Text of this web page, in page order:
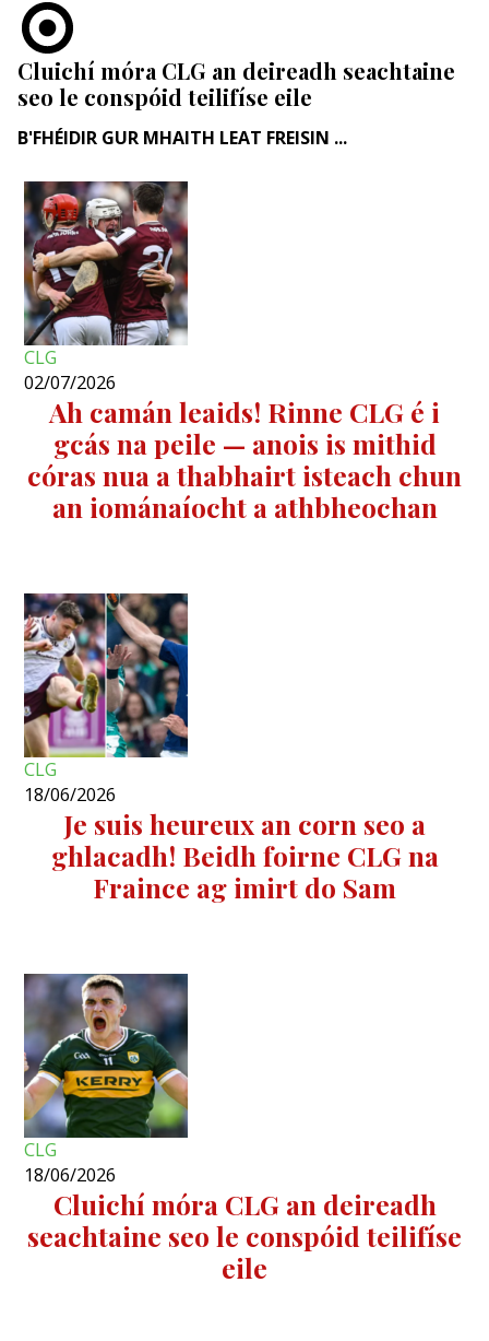
Cluichí móra CLG an deireadh seachtaine
seo le conspóid teilifíse eile
B'FHÉIDIR GUR MHAITH LEAT FREISIN ...
CLG
02/07/2026
Ah camán leaids! Rinne CLG é i
gcás na peile — anois is mithid
córas nua a thabhairt isteach chun
an iománaíocht a athbheochan
CLG
18/06/2026
Je suis heureux an corn seo a
ghlacadh! Beidh foirne CLG na
Fraince ag imirt do Sam
CLG
18/06/2026
Cluichí móra CLG an deireadh
seachtaine seo le conspóid teilifíse
eile